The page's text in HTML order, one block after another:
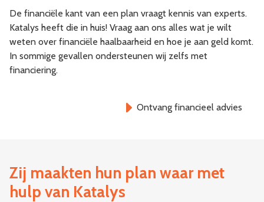
De financiële kant van een plan vraagt kennis van experts.
Katalys heeft die in huis! Vraag aan ons alles wat je wilt
weten over financiële haalbaarheid en hoe je aan geld komt.
In sommige gevallen ondersteunen wij zelfs met
financiering.
Ontvang financieel advies
Zij maakten hun plan waar met
hulp van Katalys